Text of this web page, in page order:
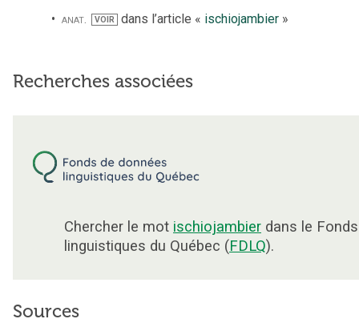
anat. VOIR dans l’article « ischiojambier»
Recherches associées
Chercher le mot ischiojambier dans le
linguistiques du Québec (FDLQ).
Sources